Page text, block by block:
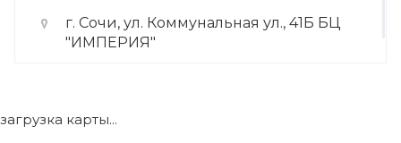
г. Сочи, ул. Коммунальная ул., 41Б БЦ
"ИМПЕРИЯ"
загрузка карты...